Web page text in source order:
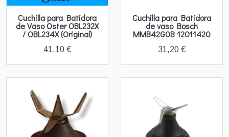
Cuchilla para Batidora
de Vaso Oster OBL232X
/ OBL234X (Original)
41,10 €
Cuchilla para Batidora
de vaso Bosch
MMB42G0B 12011420
31,20 €